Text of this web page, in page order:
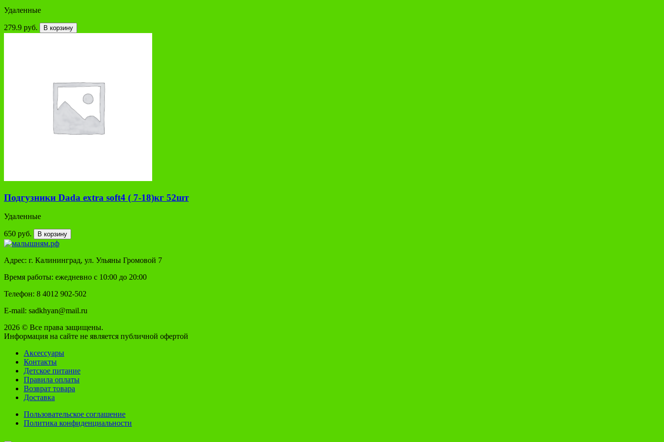
Удаленные
279.9 руб. В корзину
Подгузники Dada extra soft4 ( 7-18)кг 52шт
Удаленные
650 руб. В корзину
Адрес: г. Калининград, ул. Ульяны Громовой 7
Время работы: ежедневно с 10:00 до 20:00
Телефон: 8 4012 902-502
E-mail: sadkhyan@mail.ru
2026 © Все права защищены.
Информация на сайте не является публичной офертой
Аксессуары
Контакты
Детское питание
Правила оплаты
Возврат товара
Доставка
Пользовательское соглашение
Политика конфиденциальности